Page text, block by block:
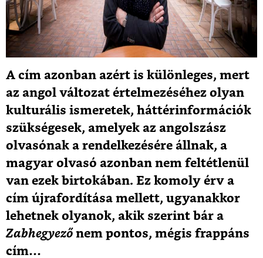
A cím azonban azért is különleges, mert
az angol változat értelmezéséhez olyan
kulturális ismeretek, háttérinformációk
szükségesek, amelyek az angolszász
olvasónak a rendelkezésére állnak, a
magyar olvasó azonban nem feltétlenül
van ezek birtokában. Ez komoly érv a
cím újrafordítása mellett, ugyanakkor
lehetnek olyanok, akik szerint bár a
Zabhegyező nem pontos, mégis frappáns
cím…